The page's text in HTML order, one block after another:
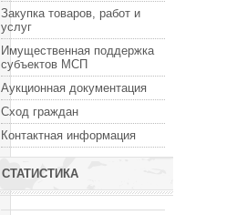
Закупка товаров, работ и
услуг
Имущественная поддержка
субъектов МСП
Аукционная документация
Сход граждан
Контактная информация
СТАТИСТИКА